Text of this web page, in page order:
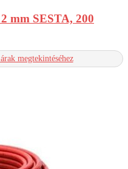
mm SESTA, 200
megtekintéséhez